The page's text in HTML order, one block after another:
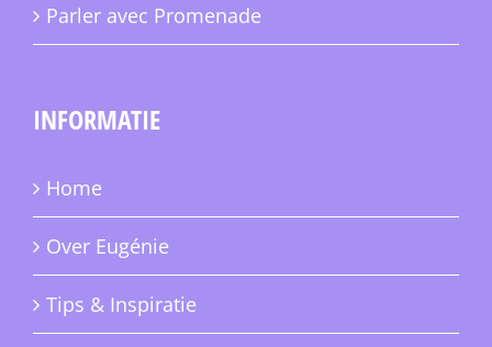
Parler avec Promenade
INFORMATIE
Home
Over Eugénie
Tips & Inspiratie